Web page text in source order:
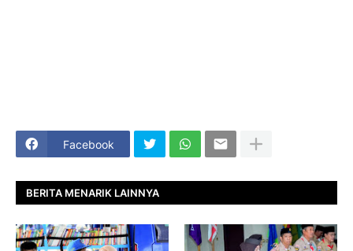
Facebook
BERITA MENARIK LAINNYA